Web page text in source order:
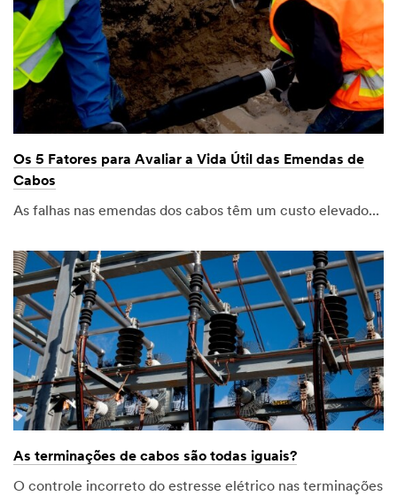
Os 5 Fatores para Avaliar a Vida Útil das Emendas de
Cabos
As falhas nas emendas dos cabos têm um custo elevado...
As terminações de cabos são todas iguais?
O controle incorreto do estresse elétrico nas terminações